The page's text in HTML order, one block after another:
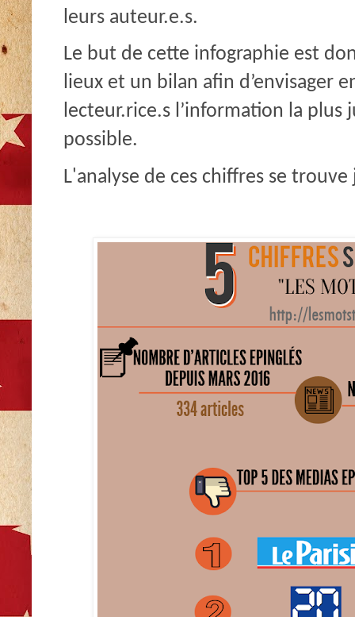
leurs auteur.e.s.
Le but de cette infographie est
lieux et un bilan afin d’envisager
lecteur.rice.s l’information la plus
possible.
L'analyse de ces chiffres se